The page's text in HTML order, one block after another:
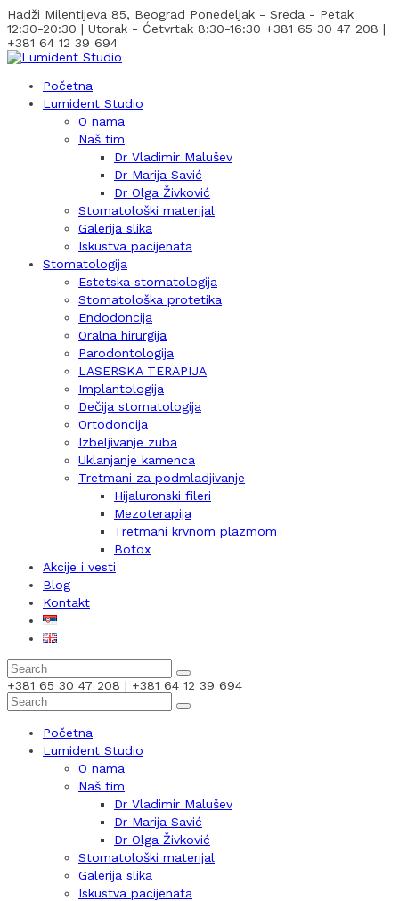
Hadži Milentijeva 85, Beograd Ponedeljak - Sreda - Petak
12:30-20:30 | Utorak - Ćetvrtak 8:30-16:30 +381 65 30 47 208 |
+381 64 12 39 694
Početna
Lumident Studio
O nama
Naš tim
Dr Vladimir Malušev
Dr Marija Savić
Dr Olga Živković
Stomatološki materijal
Galerija slika
Iskustva pacijenata
Stomatologija
Estetska stomatologija
Stomatološka protetika
Endodoncija
Oralna hirurgija
Parodontologija
LASERSKA TERAPIJA
Implantologija
Dečija stomatologija
Ortodoncija
Izbeljivanje zuba
Uklanjanje kamenca
Tretmani za podmladjivanje
Hijaluronski fileri
Mezoterapija
Tretmani krvnom plazmom
Botox
Akcije i vesti
Blog
Kontakt
+381 65 30 47 208 | +381 64 12 39 694
Početna
Lumident Studio
O nama
Naš tim
Dr Vladimir Malušev
Dr Marija Savić
Dr Olga Živković
Stomatološki materijal
Galerija slika
Iskustva pacijenata